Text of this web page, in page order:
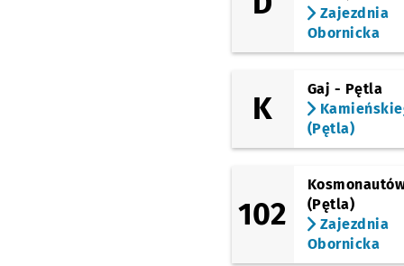
Pomorska
Kleczkowska
Most Osobowicki
Serbska (C.K. Agora)
Łużycka
Zajezdnia
Obornicka
K
Gaj - Pętla
(Pętla)
102
(Pętla)
Zajezdnia
Obornicka